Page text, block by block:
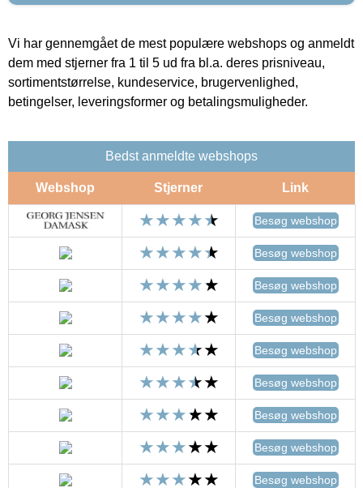
Vi har gennemgået de mest populære webshops og anmeldt
dem med stjerner fra 1 til 5 ud fra bl.a. deres prisniveau,
sortimentstørrelse, kundeservice, brugervenlighed,
betingelser, leveringsformer og betalingsmuligheder.
Bedst anmeldte webshops
Webshop Stjerner Link
Besøg webshop
Besøg webshop
Besøg webshop
Besøg webshop
Besøg webshop
Besøg webshop
Besøg webshop
Besøg webshop
Besøg webshop